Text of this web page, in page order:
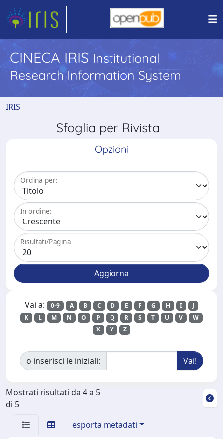
CINECA IRIS Institutional
Research Information System
IRIS
Sfoglia per Rivista
Opzioni
Ordina per:
In ordine:
Risultati/Pagina
Vai a: 0-9 A B C D E F G H I
J
K
L M N O P Q R S T U V
W
X
Y Z
o inserisci le iniziali:
Mostrati risultati da 4 a 5
di 5
esporta metadati